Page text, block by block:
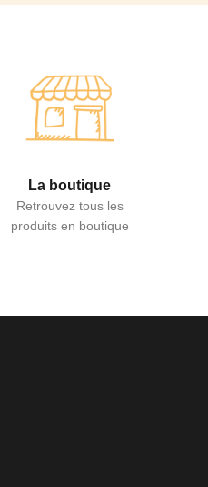
La boutique
Retrouvez tous les
produits en boutique